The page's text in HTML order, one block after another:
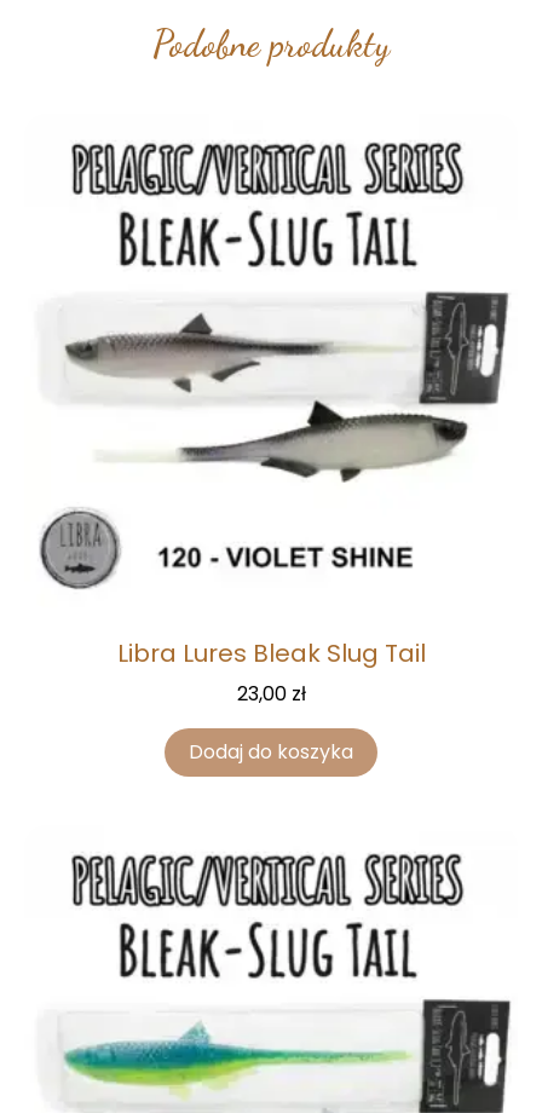
Podobne produkty
Libra Lures Bleak Slug Tail
23,00 zł
Dodaj do koszyka